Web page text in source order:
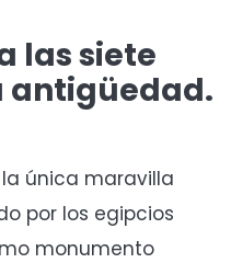
las siete
antigüedad.
la única maravilla
por los egipcios
monumento